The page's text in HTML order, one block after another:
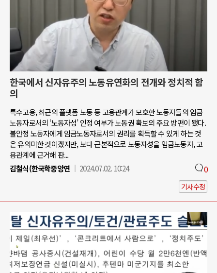
한국에서 신자유주의 노동유연화의 전개와 정치적 함
의
특수고용, 최근의 플랫폼 노동 등 고용관계가 모호한 노동자들의 임금
노동자로서의 ‘노동자성’ 인정 여부가 노동권 확보의 주요 방편이 됐다.
불안정 노동자에게 임금노동자로서의 권리를 획득할 수 있게 하는 것
은 유의미한 것이겠지만, 보다 근본적으로 노동자성을 임금노동자, 고
용관계에 근거해 판...
김철식(한국학중앙연
2024.07.02. 10:24 0
기사수정